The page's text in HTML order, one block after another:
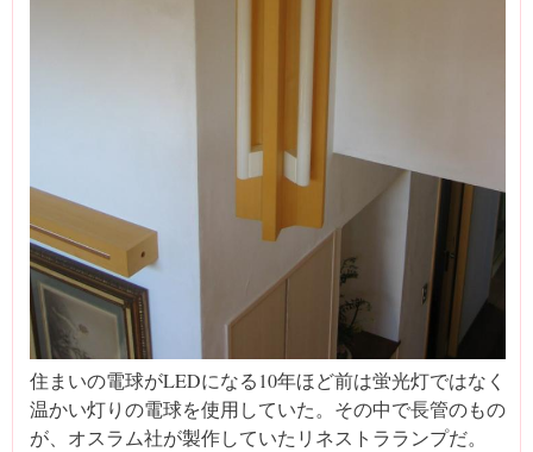
住まいの電球がLEDになる10年ほど前は蛍光灯ではなく
温かい灯りの電球を使用していた。その中で長管のもの
が、オスラム社が製作していたリネストラランプだ。